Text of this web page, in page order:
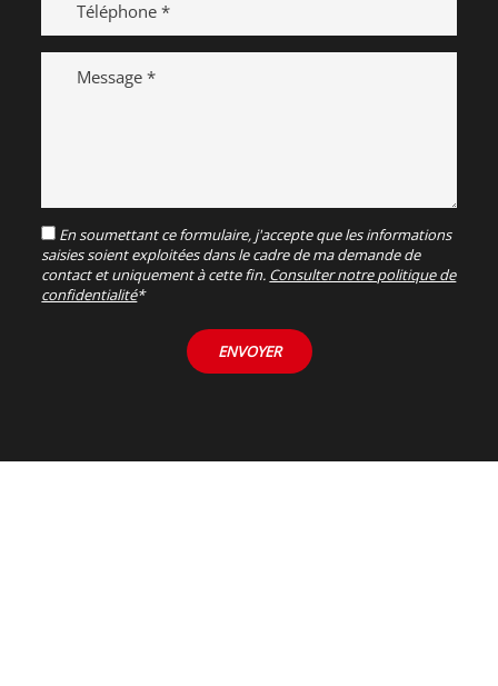
RGPDEn soumettant ce formulaire, j'accepte que les informations
saisies soient exploitées dans le cadre de ma demande de
contact et uniquement à cette fin. Consulter notre politique de
confidentialité*
ENVOYER